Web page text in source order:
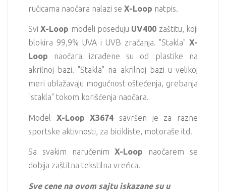
ručicama naočara nalazi se X-Loop natpis.
SviX-Loop modeli poseduju UV400 zaštitu, koji
blokira 99,9% UVA i UVB zračanja. "Stakla" X-
Loop naočara izrađene su od plastike na
akrilnoj bazi. "Stakla" na akrilnoj bazi u velikoj
meri ublažavaju mogućnost oštećenja, grebanja
"stakla" tokom korišćenja naočara.
Model X-Loop X3674 savršen je za razne
sportske aktivnosti, za bicikliste, motoraše itd.
Sa svakim naručenim X-Loop naočarem se
dobija zaštitna tekstilna vrećica.
Sve cene na ovom sajtu iskazane su u